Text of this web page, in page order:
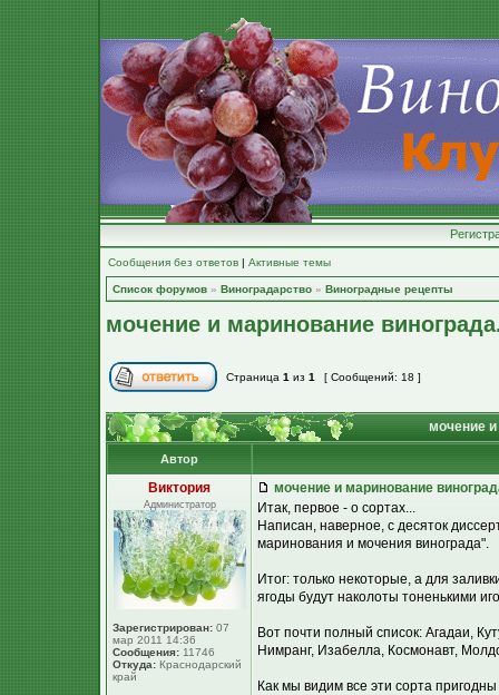
Сообщения без ответов | Активные темы
Список форумов » Виноградарство » Виноградные рецепты
мочение и маринование
Страница 1 из 1 [ Сообщений: 18 ]
мочение
Автор
Виктория
Администратор
Зарегистрирован: 07
мар 2011 14:36
Сообщения: 11746
Откуда: Краснодарский
край
мочение и маринование
Итак, первое - о сортах...
Написан, наверное, с десяток
маринования и мочения винограда".
Итог: только некоторые, а для
ягоды будут наколоты тоненькими
Вот почти полный список: Агадаи,
Нимранг, Изабелла, Космонавт,
Как мы видим все эти сорта